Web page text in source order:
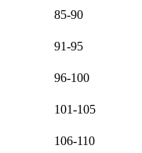
85-90
91-95
96-100
101-105
106-110